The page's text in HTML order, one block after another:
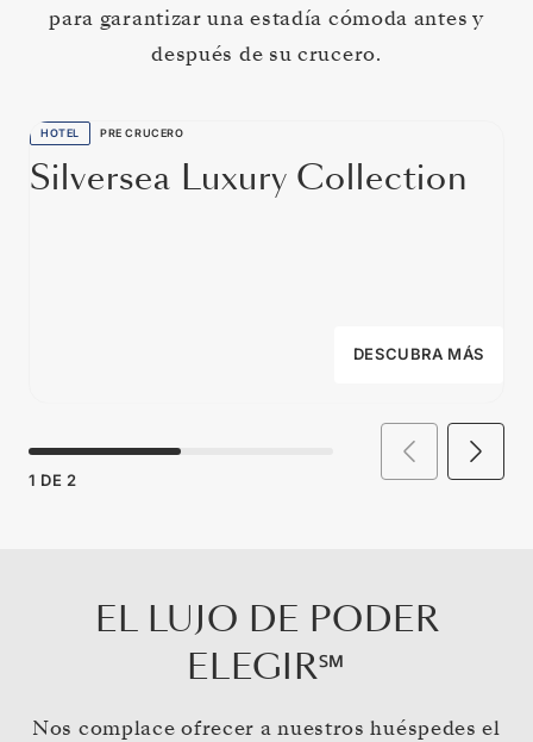
para garantizar una estadía cómoda antes y
después de su crucero.
HOTEL PRE CRUCERO
Silversea Luxury Collection
DESCUBRA MÁS
1 DE 2
EL LUJO DE PODER
ELEGIR℠
Nos complace ofrecer a nuestros huéspedes el